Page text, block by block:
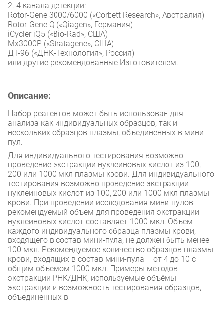
2. 4 канала детекции:
Rotor-Gene 3000/6000 («Corbett Research», Австралия)
Rotor-Gene Q («Qiagen», Германия)
iCycler iQ5 («Bio-Rad», США)
Mx3000P («Stratagene», США)
ДТ-96 («ДНК-Технология», Россия)
или другие рекомендованные Изготовителем.
Описание:
Набор реагентов может быть использован для
анализа как индивидуальных образцов, так и
нескольких образцов плазмы, объединенных в мини-
пул.
Для индивидуального тестирования возможно
проведение экстракции нуклеиновых кислот из 100,
200 или 1000 мкл плазмы крови. Для индивидуального
тестирования возможно проведение экстракции
нуклеиновых кислот из 100, 200 или 1000 мкл плазмы
крови. При проведении исследования мини-пулов
рекомендуемый объем для проведения экстракции
нуклеиновых кислот составляет 1000 мкл. Объем
каждого индивидуального образца плазмы крови,
входящего в состав мини-пула, не должен быть менее
100 мкл. Рекомендуемое количество образцов плазмы
крови, входящих в состав мини-пула – от 4 до 10 с
общим объемом 1000 мкл. Примеры методов
экстракции РНК/ДНК, используемые объёмы
экстракции и возможность тестирования образцов,
объединенных в